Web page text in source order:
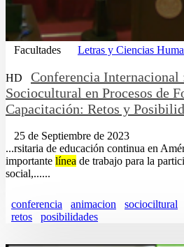
Facultades Letras y Ciencias
HD
Conferencia
Sociocultural en Procesos de
Capacitación: Retos y
25 de Septiembre de 2023
...rsitaria de educación continua en
importante línea de trabajo para la
social,......
conferencia animacion sociociltural
retos
posibilidades